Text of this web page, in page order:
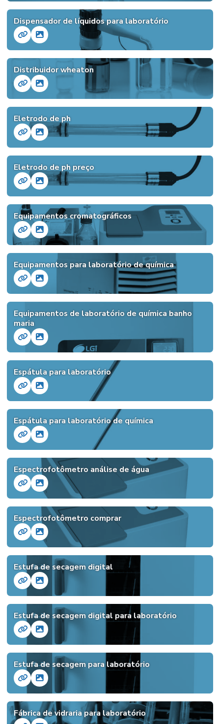
Dispensador de líquidos para laboratório
Distribuidor wheaton
Eletrodo de ph
Eletrodo de ph preço
Equipamentos cromatográficos
Equipamentos para laboratório de química
Equipamentos de laboratório de química banho
maria
Espátula para laboratório
Espátula para laboratório de química
Espectrofotômetro análise de água
Espectrofotômetro comprar
Estufa de secagem digital
Estufa de secagem digital para laboratório
Estufa de secagem para laboratório
Fábrica de vidraria para laboratório